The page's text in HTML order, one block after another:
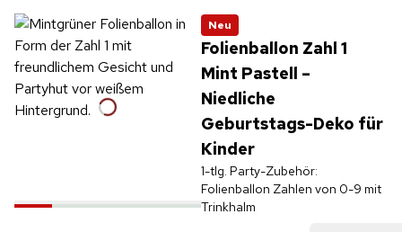
Neu
Folienballon Zahl 1
Mint Pastell –
Niedliche
Geburtstags-Deko für
Kinder
1-tlg. Party-Zubehör:
Folienballon Zahlen von 0-9 mit
Trinkhalm